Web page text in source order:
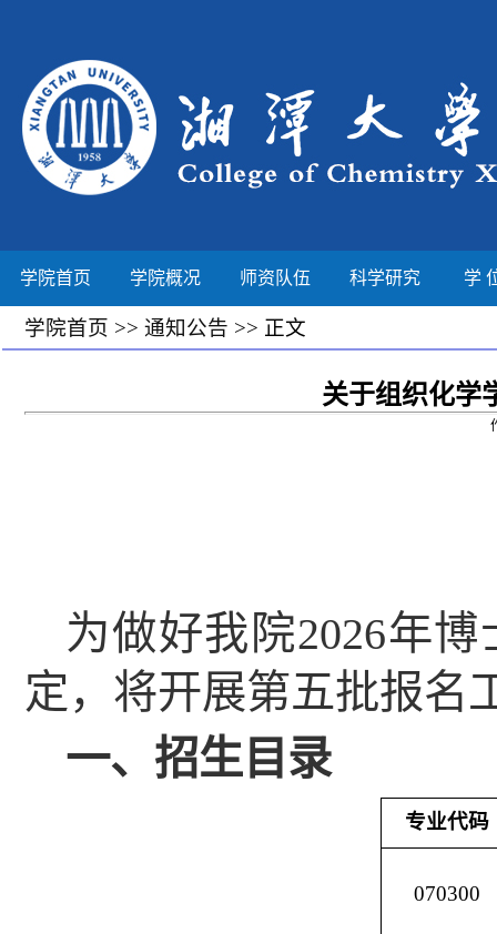
学院首页 学院概况 师资队伍 科学研究 学
学院首页 >> 通知公告 >> 正文
关于组织化学
为做好我 院2026年博
定，将开展第五批报名
一、招生目录
专业代码
070300